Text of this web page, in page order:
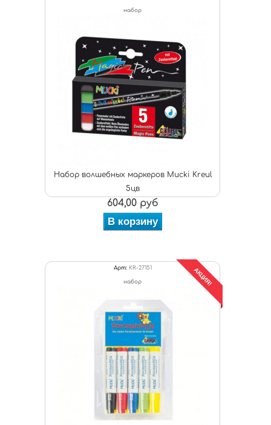
набор
Набор волшебных маркеров Mucki Kreul
5цв
604,00 руб
В корзину
Арт: KR-27151
набор АКЦИЯ!